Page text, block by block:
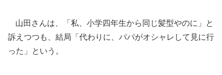
山田さんは、「私、小学四年生から同じ髪型やのに」と
訴えつつも、結局「代わりに、パパがオシャレして見に行
った」という。